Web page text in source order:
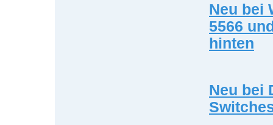
Neu bei
5566
hinten
Neu bei